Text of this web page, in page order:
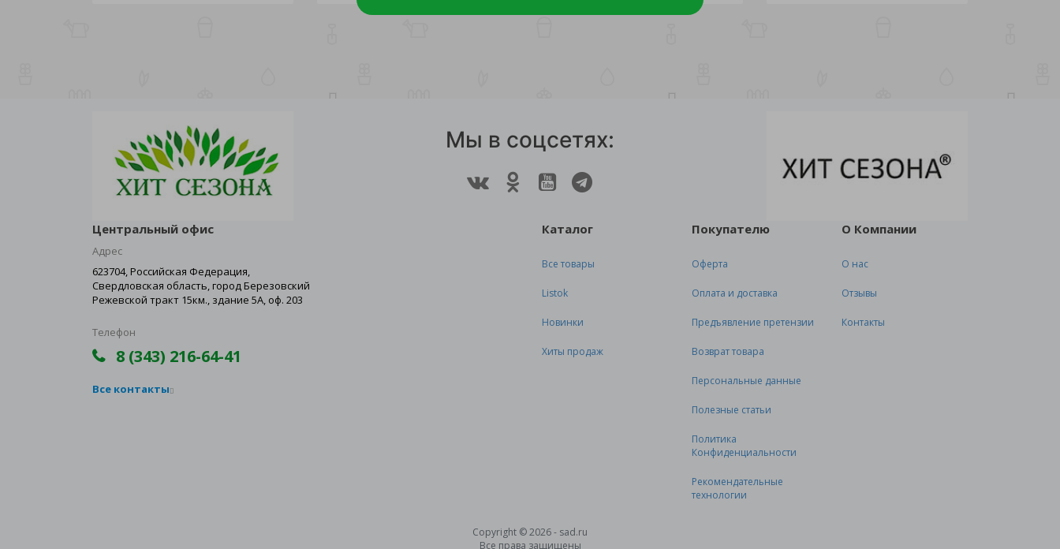
Мы в соцсетях:
Центральный офис
Адрес
623704, Российская Федерация,
Свердловская область, город Березовский
Режевской тракт 15км., здание 5А, оф. 203
Телефон
8 (343) 216-64-41
Все контакты
Каталог
Все товары
Listok
Новинки
Хиты продаж
Покупателю
Оферта
Оплата и доставка
Предъявление претензии
Возврат товара
Персональные данные
Полезные статьи
Политика
Конфиденциальности
Рекомендательные
технологии
О Компании
О нас
Отзывы
Контакты
Copyright © 2026 - sad.ru
Все права защищены